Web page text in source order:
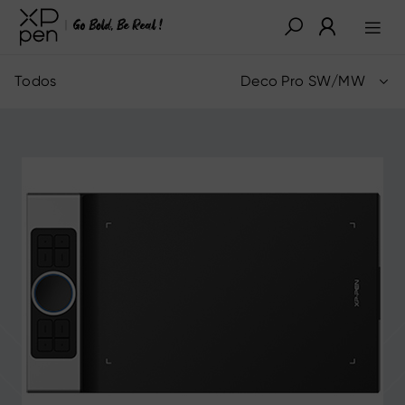
Todos Deco Pro SW/MW